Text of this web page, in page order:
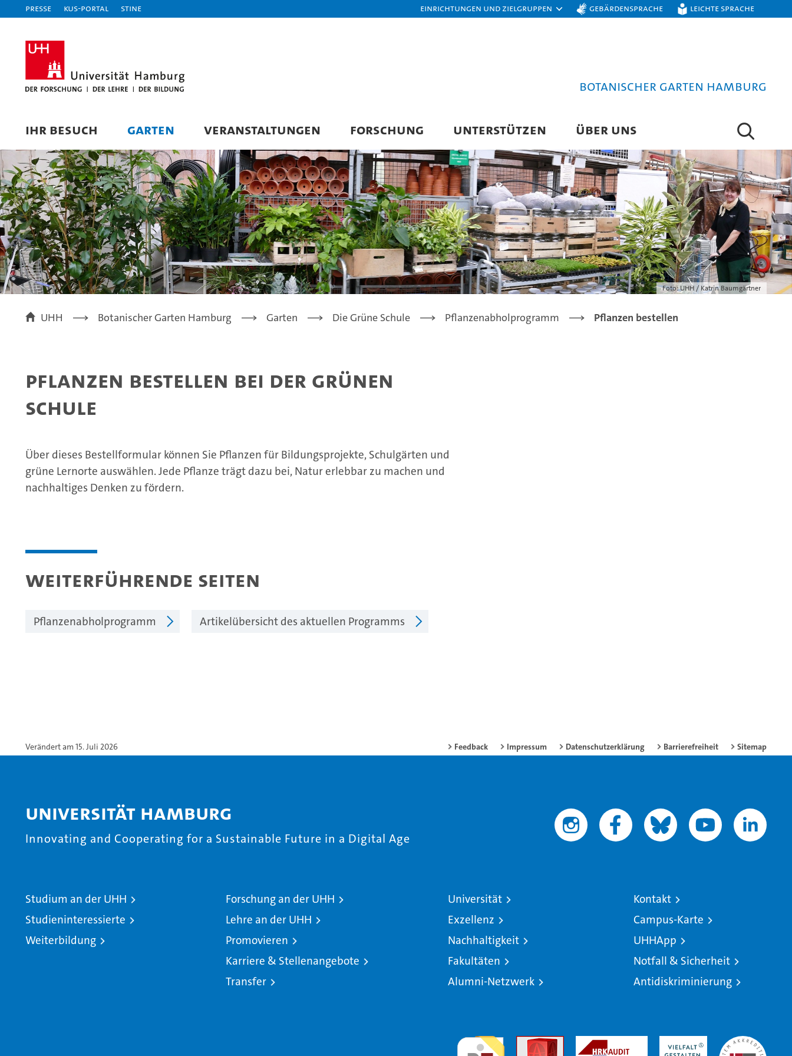
Presse KUS-Portal STiNE Einrichtungen und Zielgruppen Gebärdensprache Leichte Sprache
Botanischer Garten Hamburg
IHR BESUCH GARTEN VERANSTALTUNGEN FORSCHUNG UNTERSTÜTZEN ÜBER UNS
Foto: UHH / Katrin Baumgärtner
UHH Botanischer Garten Hamburg Garten Die Grüne Schule Pflanzenabholprogramm Pflanzen bestellen
Pflanzen bestellen bei der Grünen
Schule
Über dieses Bestellformular können Sie Pflanzen für Bildungsprojekte, Schulgärten und
grüne Lernorte auswählen. Jede Pflanze trägt dazu bei, Natur erlebbar zu machen und
nachhaltiges Denken zu fördern.
Weiterführende Seiten
Pflanzenabholprogramm Artikelübersicht des aktuellen Programms
Verändert am 15. Juli 2026 Feedback Impressum Datenschutzerklärung Barrierefreiheit Sitemap
Universität Hamburg
Innovating and Cooperating for a Sustainable Future in a Digital Age
Studium an der UHH
Studieninteressierte
Weiterbildung
Forschung an der UHH
Lehre an der UHH
Promovieren
Karriere & Stellenangebote
Transfer
Universität
Exzellenz
Nachhaltigkeit
Fakultäten
Alumni-Netzwerk
Kontakt
Campus-Karte
UHHApp
Notfall & Sicherheit
Antidiskriminierung